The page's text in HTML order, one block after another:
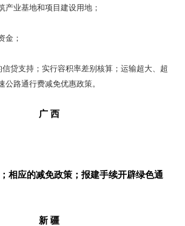
产业基地和项目建设用地；
金；
信贷支持；实行容积率差别核算；运输超大、超
公路通行费减免优惠政策。
广 西
相应的减免政策；报建手续开辟绿色通
新 疆